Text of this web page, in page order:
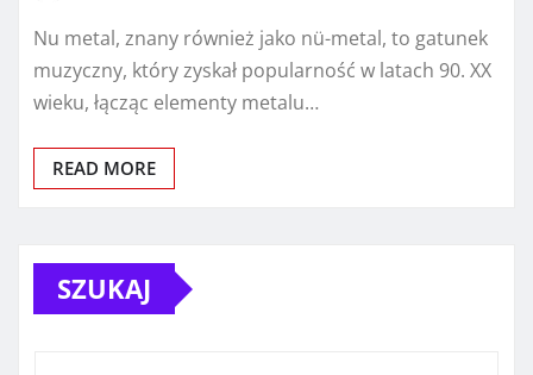
Nu metal, znany również jako nü-metal, to gatunek
muzyczny, który zyskał popularność w latach 90. XX
wieku, łącząc elementy metalu…
READ MORE
SZUKAJ